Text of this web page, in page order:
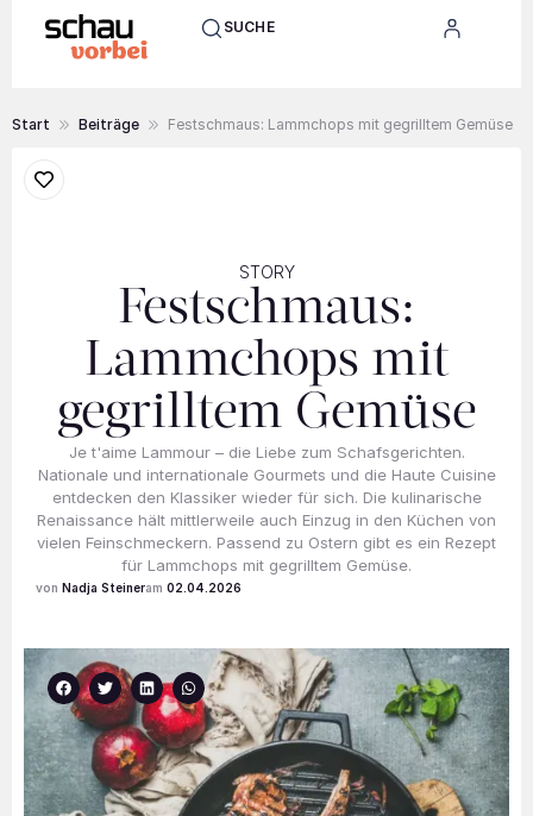
SUCHE
Start Beiträge Festschmaus: Lammchops mit gegrilltem Gemüse
STORY
Festschmaus:
Lammchops mit
gegrilltem Gemüse
Je t'aime Lammour – die Liebe zum Schafsgerichten.
Nationale und internationale Gourmets und die Haute Cuisine
entdecken den Klassiker wieder für sich. Die kulinarische
Renaissance hält mittlerweile auch Einzug in den Küchen von
vielen Feinschmeckern. Passend zu Ostern gibt es ein Rezept
für Lammchops mit gegrilltem Gemüse.
Nadja Steiner 02.04.2026